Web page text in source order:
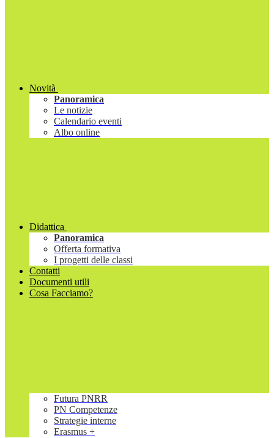
Novità
Panoramica
Le notizie
Calendario eventi
Albo online
Didattica
Panoramica
Offerta formativa
I progetti delle classi
Contatti
Documenti utili
Cosa Facciamo?
Futura PNRR
PN Competenze
Strategie interne
Erasmus +